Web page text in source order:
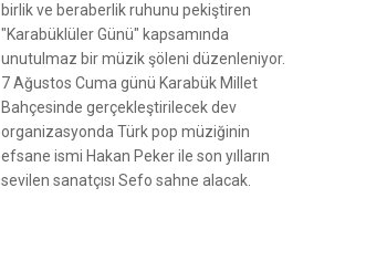
birlik ve beraberlik ruhunu pekiştiren
"Karabüklüler Günü" kapsamında
unutulmaz bir müzik şöleni düzenleniyor.
7 Ağustos Cuma günü Karabük Millet
Bahçesinde gerçekleştirilecek dev
organizasyonda Türk pop müziğinin
efsane ismi Hakan Peker ile son yılların
sevilen sanatçısı Sefo sahne alacak.